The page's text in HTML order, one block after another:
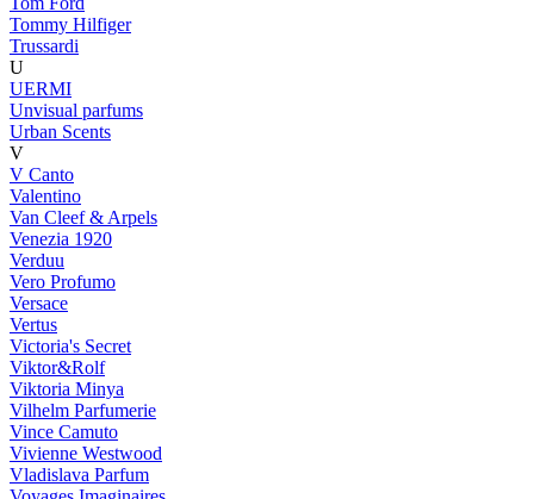
Tommy Hilfiger
Trussardi
U
UERMI
Unvisual parfums
Urban Scents
V
V Canto
Valentino
Van Cleef & Arpels
Venezia 1920
Verduu
Vero Profumo
Versace
Vertus
Victoria's Secret
Viktor&Rolf
Viktoria Minya
Vilhelm Parfumerie
Vince Camuto
Vivienne Westwood
Vladislava Parfum